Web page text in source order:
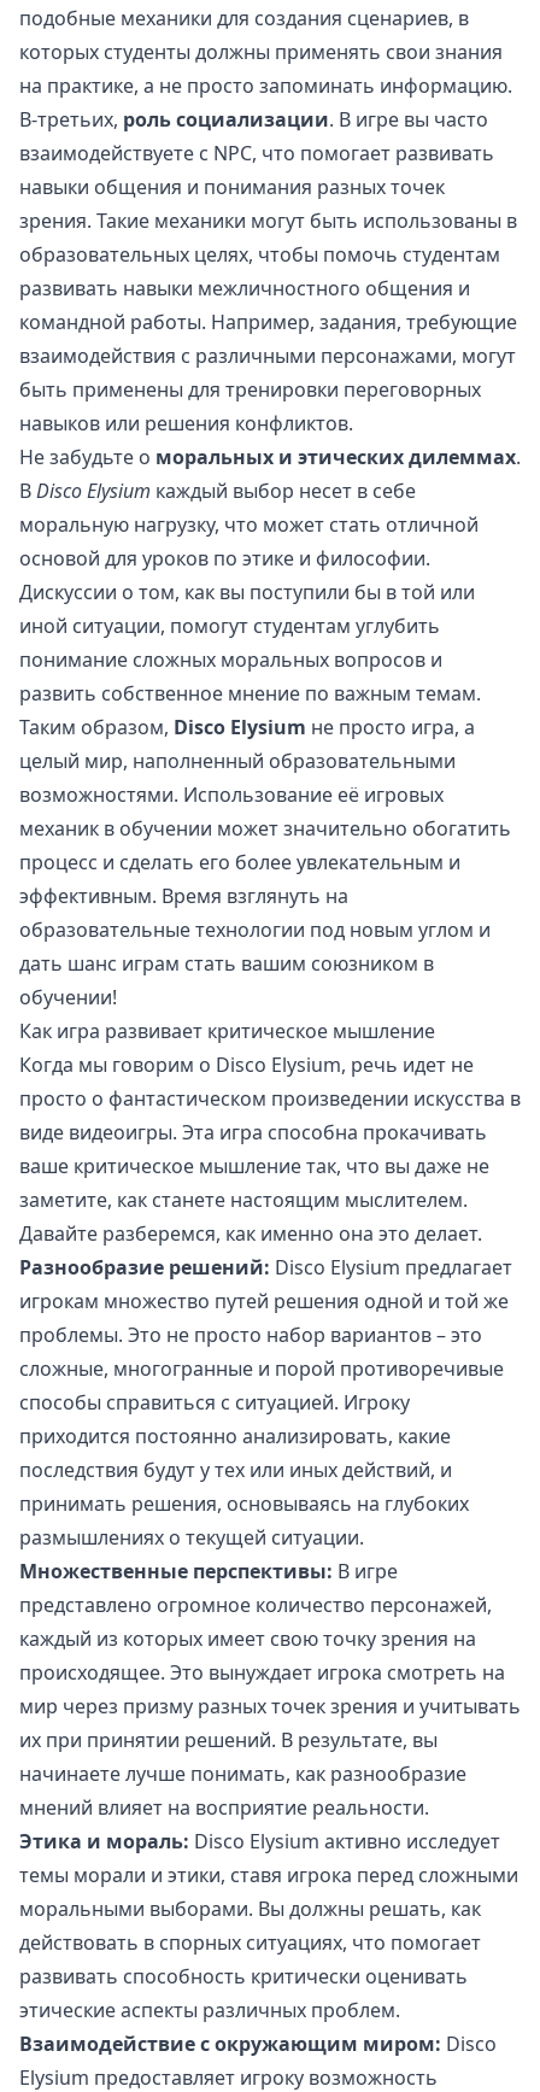
подобные механики для создания сценариев, в
которых студенты должны применять свои знания
на практике, а не просто запоминать информацию.
В-третьих, роль социализации. В игре вы часто
взаимодействуете с NPC, что помогает развивать
навыки общения и понимания разных точек
зрения. Такие механики могут быть использованы в
образовательных целях, чтобы помочь студентам
развивать навыки межличностного общения и
командной работы. Например, задания, требующие
взаимодействия с различными персонажами, могут
быть применены для тренировки переговорных
навыков или решения конфликтов.
Не забудьте о моральных и этических дилеммах.
ВDisco Elysium каждый выбор несет в себе
моральную нагрузку, что может стать отличной
основой для уроков по этике и философии.
Дискуссии о том, как вы поступили бы в той или
иной ситуации, помогут студентам углубить
понимание сложных моральных вопросов и
развить собственное мнение по важным темам.
Таким образом, Disco Elysium не просто игра, а
целый мир, наполненный образовательными
возможностями. Использование её игровых
механик в обучении может значительно обогатить
процесс и сделать его более увлекательным и
эффективным. Время взглянуть на
образовательные технологии под новым углом и
дать шанс играм стать вашим союзником в
обучении!
Как игра развивает критическое мышление
Когда мы говорим о Disco Elysium, речь идет не
просто о фантастическом произведении искусства в
виде видеоигры. Эта игра способна прокачивать
ваше критическое мышление так, что вы даже не
заметите, как станете настоящим мыслителем.
Давайте разберемся, как именно она это делает.
Разнообразие решений: Disco Elysium предлагает
игрокам множество путей решения одной и той же
проблемы. Это не просто набор вариантов – это
сложные, многогранные и порой противоречивые
способы справиться с ситуацией. Игроку
приходится постоянно анализировать, какие
последствия будут у тех или иных действий, и
принимать решения, основываясь на глубоких
размышлениях о текущей ситуации.
Множественные перспективы: В игре
представлено огромное количество персонажей,
каждый из которых имеет свою точку зрения на
происходящее. Это вынуждает игрока смотреть на
мир через призму разных точек зрения и учитывать
их при принятии решений. В результате, вы
начинаете лучше понимать, как разнообразие
мнений влияет на восприятие реальности.
Этика и мораль: Disco Elysium активно исследует
темы морали и этики, ставя игрока перед сложными
моральными выборами. Вы должны решать, как
действовать в спорных ситуациях, что помогает
развивать способность критически оценивать
этические аспекты различных проблем.
Взаимодействие с окружающим миром: Disco
Elysium предоставляет игроку возможность